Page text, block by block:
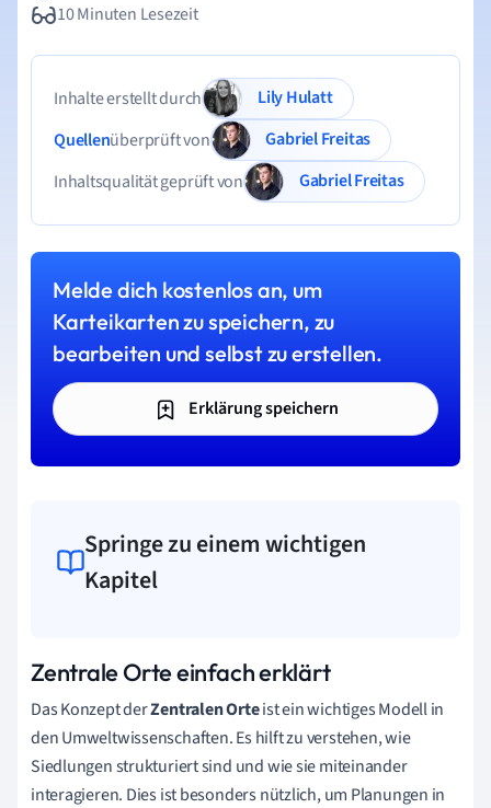
10 Minuten Lesezeit
Inhalte erstellt durch
Lily Hulatt
Quellenüberprüft von
Gabriel Freitas
Inhaltsqualität geprüft von
Gabriel Freitas
Melde dich kostenlos an, um
Karteikarten zu speichern, zu
bearbeiten und selbst zu erstellen.
Erklärung speichern
Springe zu einem wichtigen
Kapitel
Zentrale Orte einfach erklärt
Das Konzept derZentralen Orteist ein wichtiges Modell in
den Umweltwissenschaften. Es hilft zu verstehen, wie
Siedlungen strukturiert sind und wie sie miteinander
interagieren. Dies ist besonders nützlich, um Planungen in